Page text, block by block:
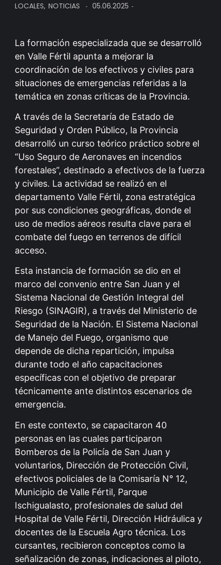
LOCALES, NOTICIAS - 05.06.2025 -
La formación especializada que se desarrolló
en Valle Fértil apunta a mejorar la
coordinación de los efectivos y civiles para
situaciones de emergencias referidas a la
temática en zonas críticas de la Provincia.
A través de la Secretaría de Estado de
Seguridad y Orden Público, la Provincia
desarrolló un curso teórico práctico sobre el
“Uso Seguro de Aeronaves en incendios
forestales”, destinado a efectivos de la fuerza
y civiles. La actividad se realizó en el
departamento Valle Fértil, zona estratégica
por sus condiciones geográficas, donde el
uso de medios aéreos resulta clave para el
combate del fuego en terrenos de difícil
acceso.
Esta instancia de formación se dio en el
marco del convenio entre San Juan y el
Sistema Nacional de Gestión Integral del
Riesgo (SINAGIR), a través del Ministerio de
Seguridad de la Nación. El Sistema Nacional
de Manejo del Fuego, organismo que
depende de dicha repartición, impulsa
durante todo el año capacitaciones
específicas con el objetivo de preparar
técnicamente ante distintos escenarios de
emergencia.
En este contexto, se capacitaron 40
personas en las cuales participaron
Bomberos de la Policía de San Juan y
voluntarios, Dirección de Protección Civil,
efectivos policiales de la Comisaría N° 12,
Municipio de Valle Fértil, Parque
Ischigualasto, profesionales de salud del
Hospital de Valle Fértil, Dirección Hidráulica y
docentes de la Escuela Agro técnica. Los
cursantes, recibieron conceptos como la
señalización de zonas, indicaciones al piloto,